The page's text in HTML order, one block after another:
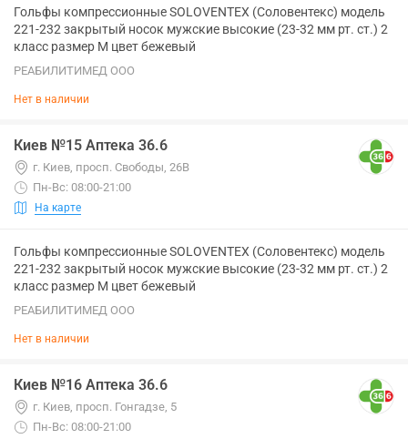
Гольфы компрессионные SOLOVENTEX (Соловентекс) модель
221-232 закрытый носок мужские высокие (23-32 мм рт. ст.) 2
класс размер M цвет бежевый
РЕАБИЛИТИМЕД ООО
Нет в наличии
Киев №15 Аптека 36.6
г. Киев, просп. Свободы, 26В
Пн-Вс: 08:00-21:00
На карте
Гольфы компрессионные SOLOVENTEX (Соловентекс) модель
221-232 закрытый носок мужские высокие (23-32 мм рт. ст.) 2
класс размер M цвет бежевый
РЕАБИЛИТИМЕД ООО
Нет в наличии
Киев №16 Аптека 36.6
г. Киев, просп. Гонгадзе, 5
Пн-Вс: 08:00-21:00